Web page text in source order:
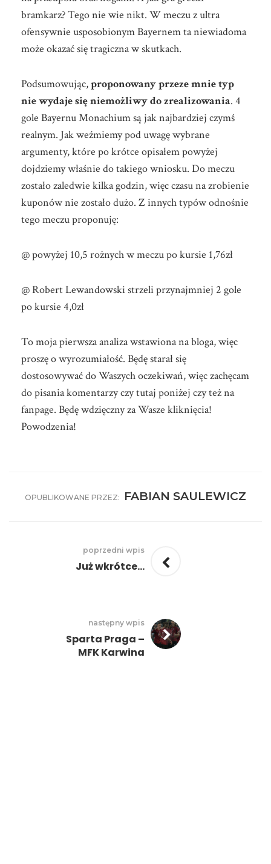
bramkarz? Tego nie wie nikt. W meczu z ultra
ofensywnie usposobionym Bayernem ta niewiadoma
może okazać się tragiczna w skutkach.
Podsumowując,proponowany przeze mnie typ
nie wydaje się niemożliwy do zrealizowania. 4
gole Bayernu Monachium są jak najbardziej czymś
realnym. Jak weźmiemy pod uwagę wybrane
argumenty, które po krótce opisałem powyżej
dojdziemy właśnie do takiego wniosku. Do meczu
zostało zaledwie kilka godzin, więc czasu na zrobienie
kuponów nie zostało dużo. Z innych typów odnośnie
tego meczu proponuję:
@ powyżej 10,5 rożnych w meczu po kursie 1,76zł
@ Robert Lewandowski strzeli przynajmniej 2 gole
po kursie 4,0zł
To moja pierwsza analiza wstawiona na bloga, więc
proszę o wyrozumiałość. Będę starał się
dostosowywać do Waszych oczekiwań, więc zachęcam
do pisania komentarzy czy tutaj poniżej czy też na
fanpage. Będę wdzięczny za Wasze kliknięcia!
Powodzenia!
OPUBLIKOWANE PRZEZ: FABIAN SAULEWICZ
poprzedni wpis
Już wkrótce…
następny wpis
Sparta Praga –
MFK Karwina